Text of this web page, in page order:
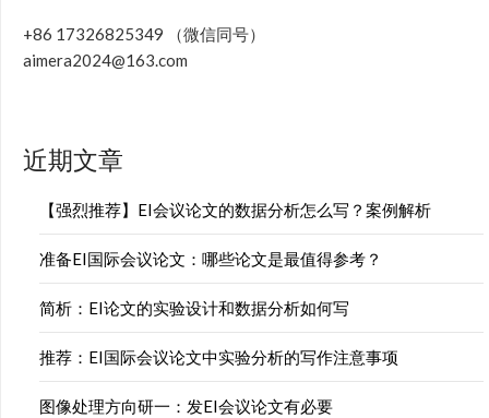
+86 17326825349 （微信同号）
aimera2024@163.com
近期文章
【强烈推荐】EI会议论文的数据分析怎么写？案例解析
准备EI国际会议论文：哪些论文是最值得参考？
简析：EI论文的实验设计和数据分析如何写
推荐：EI国际会议论文中实验分析的写作注意事项
图像处理方向研一：发EI会议论文有必要